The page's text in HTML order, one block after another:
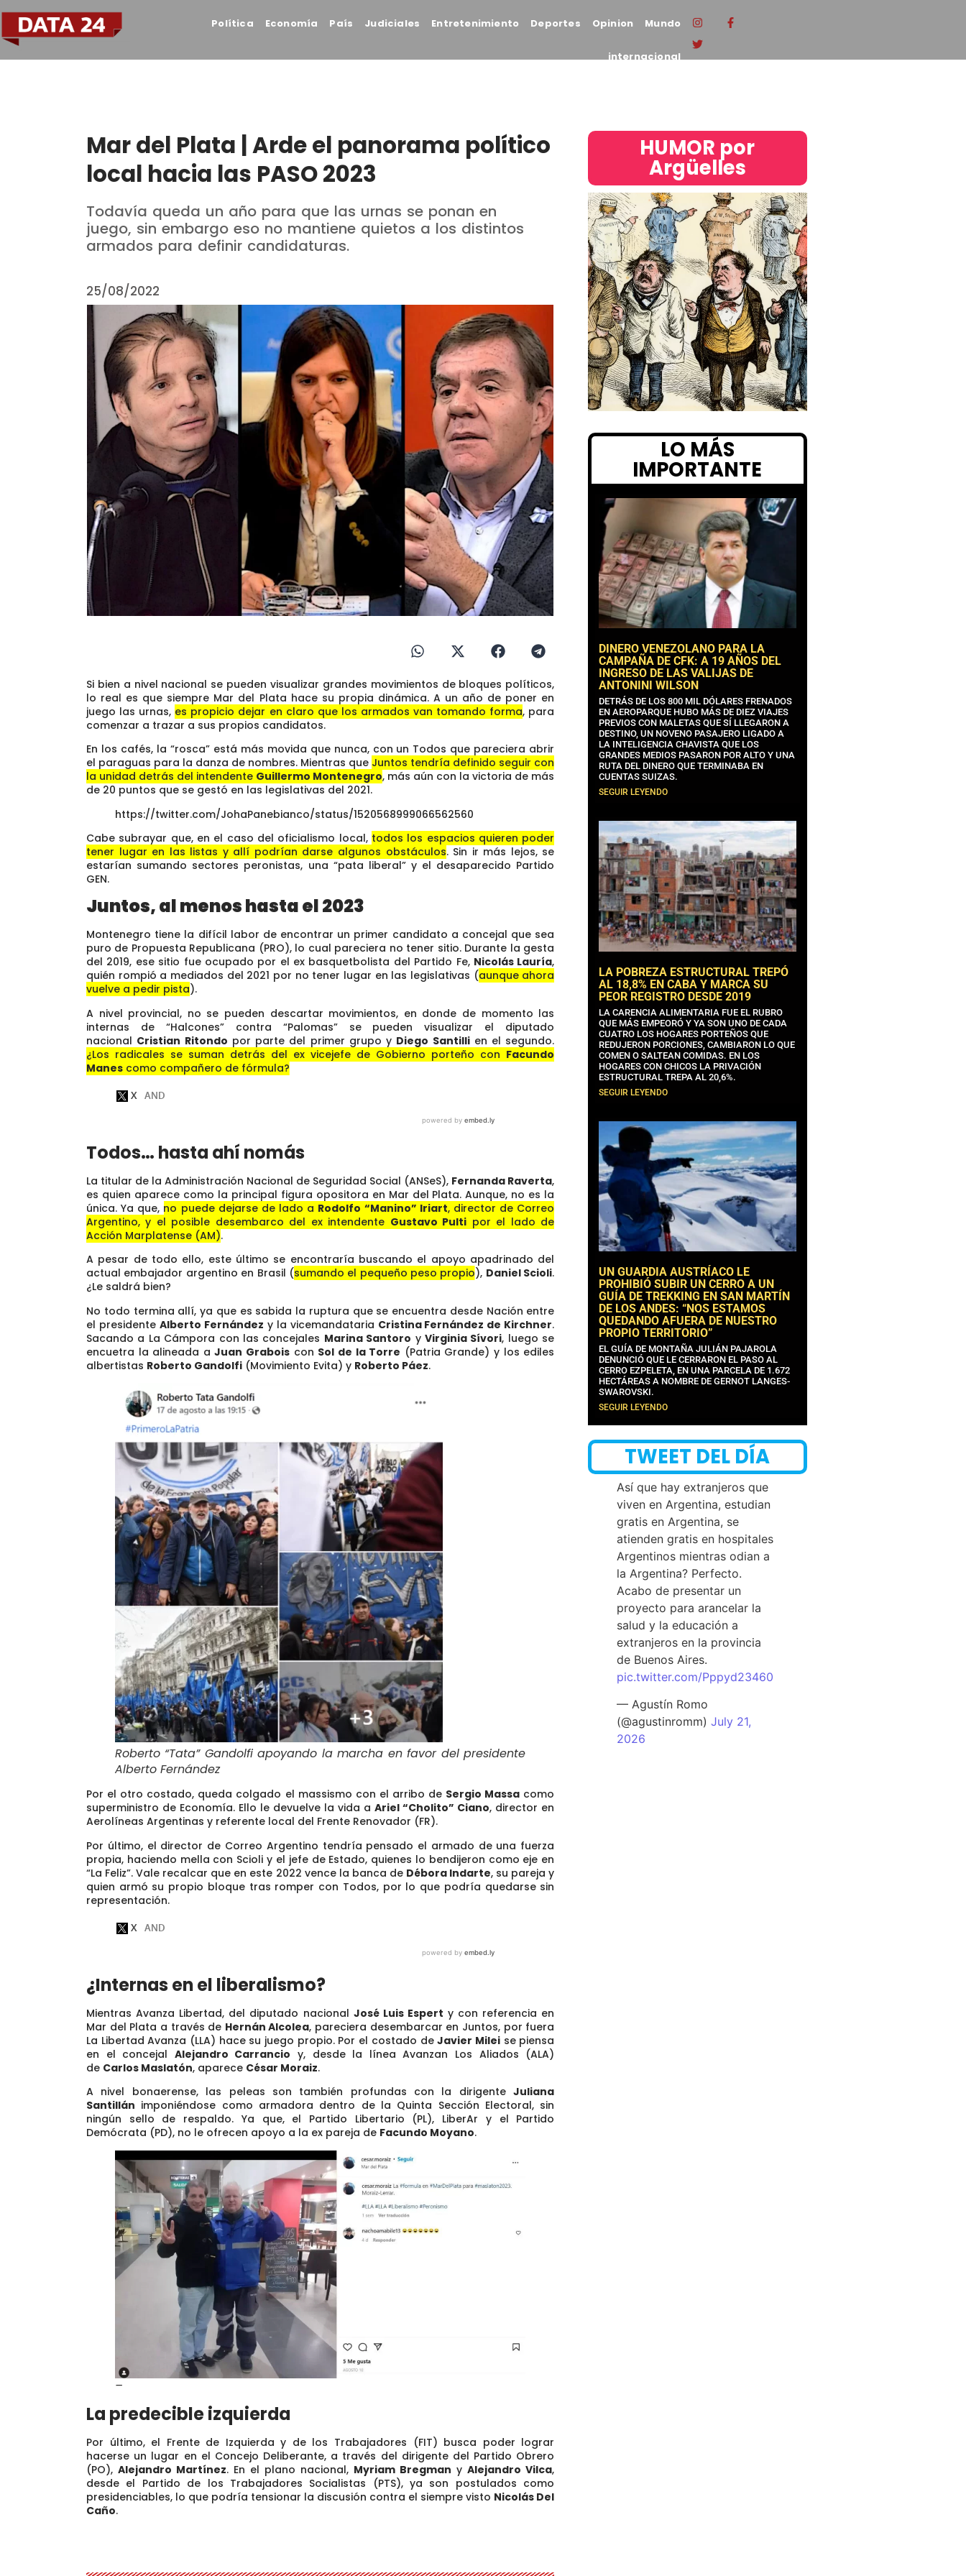
Política Economía País Judiciales Entretenimiento Deportes Opinion Mundo
internacional
Mar del Plata | Arde el panorama político
local hacia las PASO 2023
Todavía queda un año para que las urnas se ponan en
juego, sin embargo eso no mantiene quietos a los distintos
armados para definir candidaturas.
25/08/2022
Si bien a nivel nacional se pueden visualizar grandes movimientos de bloques políticos,
lo real es que siempre Mar del Plata hace su propia dinámica. A un año de poner en
juego las urnas, es propicio dejar en claro que los armados van tomando forma, para
comenzar a trazar a sus propios candidatos.
En los cafés, la “rosca” está más movida que nunca, con un Todos que pareciera abrir
el paraguas para la danza de nombres. Mientras que Juntos tendría definido seguir con
la unidad detrás del intendente Guillermo Montenegro, más aún con la victoria de más
de 20 puntos que se gestó en las legislativas del 2021.
https://twitter.com/JohaPanebianco/status/1520568999066562560
Cabe subrayar que, en el caso del oficialismo local, todos los espacios quieren poder
tener lugar en las listas y allí podrían darse algunos obstáculos. Sin ir más lejos, se
estarían sumando sectores peronistas, una “pata liberal” y el desaparecido Partido
GEN.
Juntos, al menos hasta el 2023
Montenegro tiene la difícil labor de encontrar un primer candidato a concejal que sea
puro de Propuesta Republicana (PRO), lo cual pareciera no tener sitio. Durante la gesta
del 2019, ese sitio fue ocupado por el ex basquetbolista del Partido Fe, Nicolás Lauría,
quién rompió a mediados del 2021 por no tener lugar en las legislativas (aunque ahora
vuelve a pedir pista).
A nivel provincial, no se pueden descartar movimientos, en donde de momento las
internas de “Halcones” contra “Palomas” se pueden visualizar el diputado
nacional Cristian Ritondo por parte del primer grupo y Diego Santillien el segundo.
¿Los radicales se suman detrás del ex vicejefe de Gobierno porteño con Facundo
Manes como compañero de fórmula?
Todos… hasta ahí nomás
La titular de la Administración Nacional de Seguridad Social (ANSeS), Fernanda Raverta,
es quien aparece como la principal figura opositora en Mar del Plata. Aunque, no es la
única. Ya que, no puede dejarse de lado a Rodolfo “Manino” Iriart, director de Correo
Argentino, y el posible desembarco del ex intendente Gustavo Pulti por el lado de
Acción Marplatense (AM).
A pesar de todo ello, este último se encontraría buscando el apoyo apadrinado del
actual embajador argentino en Brasil (sumando el pequeño peso propio), Daniel Scioli.
¿Le saldrá bien?
No todo termina allí, ya que es sabida la ruptura que se encuentra desde Nación entre
el presidente Alberto Fernández y la vicemandataria Cristina Fernández de Kirchner.
Sacando a La Cámpora con las concejales Marina Santoro yVirginia Sívori, luego se
encuetra la alineada aJuan Grabois con Sol de la Torre (Patria Grande) y los ediles
albertistas Roberto Gandolfi (Movimiento Evita) y Roberto Páez.
Roberto “Tata” Gandolfi apoyando la marcha en favor del presidente
Alberto Fernández
Por el otro costado, queda colgado el massismo con el arribo de Sergio Massa como
superministro de Economía. Ello le devuelve la vida aAriel “Cholito” Ciano, director en
Aerolíneas Argentinas y referente local del Frente Renovador (FR).
Por último, el director de Correo Argentino tendría pensado el armado de una fuerza
propia, haciendo mella con Scioli y el jefe de Estado, quienes lo bendijeron como eje en
“La Feliz”. Vale recalcar que en este 2022 vence la banca de Débora Indarte, su pareja y
quien armó su propio bloque tras romper con Todos, por lo que podría quedarse sin
representación.
¿Internas en el liberalismo?
Mientras Avanza Libertad, del diputado nacional José Luis Espert y con referencia en
Mar del Plata a través de Hernán Alcolea, pareciera desembarcar en Juntos, por fuera
La Libertad Avanza (LLA) hace su juego propio. Por el costado deJavier Mileise piensa
en el concejal Alejandro Carrancio y, desde la línea Avanzan Los Aliados (ALA)
de Carlos Maslatón, aparece César Moraiz.
A nivel bonaerense, las peleas son también profundas con la dirigenteJuliana
Santillán imponiéndose como armadora dentro de la Quinta Sección Electoral, sin
ningún sello de respaldo. Ya que, el Partido Libertario (PL), LiberAr y el Partido
Demócrata (PD), no le ofrecen apoyo a la ex pareja de Facundo Moyano.
–
La predecible izquierda
Por último, el Frente de Izquierda y de los Trabajadores (FIT) busca poder lograr
hacerse un lugar en el Concejo Deliberante, a través del dirigente del Partido Obrero
(PO),Alejandro Martínez. En el plano nacional, Myriam Bregman yAlejandro Vilca,
desde el Partido de los Trabajadores Socialistas (PTS), ya son postulados como
presidenciables, lo que podría tensionar la discusión contra el siempre visto Nicolás Del
Caño.
HUMOR por
Argüelles​
LO MÁS
IMPORTANTE
DINERO VENEZOLANO PARA LA
CAMPAÑA DE CFK: A 19 AÑOS DEL
INGRESO DE LAS VALIJAS DE
ANTONINI WILSON
DETRÁS DE LOS 800 MIL DÓLARES FRENADOS
EN AEROPARQUE HUBO MÁS DE DIEZ VIAJES
PREVIOS CON MALETAS QUE SÍ LLEGARON A
DESTINO, UN NOVENO PASAJERO LIGADO A
LA INTELIGENCIA CHAVISTA QUE LOS
GRANDES MEDIOS PASARON POR ALTO Y UNA
RUTA DEL DINERO QUE TERMINABA EN
CUENTAS SUIZAS.
SEGUIR LEYENDO
LA POBREZA ESTRUCTURAL TREPÓ
AL 18,8% EN CABA Y MARCA SU
PEOR REGISTRO DESDE 2019
LA CARENCIA ALIMENTARIA FUE EL RUBRO
QUE MÁS EMPEORÓ Y YA SON UNO DE CADA
CUATRO LOS HOGARES PORTEÑOS QUE
REDUJERON PORCIONES, CAMBIARON LO QUE
COMEN O SALTEAN COMIDAS. EN LOS
HOGARES CON CHICOS LA PRIVACIÓN
ESTRUCTURAL TREPA AL 20,6%.
SEGUIR LEYENDO
UN GUARDIA AUSTRÍACO LE
PROHIBIÓ SUBIR UN CERRO A UN
GUÍA DE TREKKING EN SAN MARTÍN
DE LOS ANDES: “NOS ESTAMOS
QUEDANDO AFUERA DE NUESTRO
PROPIO TERRITORIO”
EL GUÍA DE MONTAÑA JULIÁN PAJAROLA
DENUNCIÓ QUE LE CERRARON EL PASO AL
CERRO EZPELETA, EN UNA PARCELA DE 1.672
HECTÁREAS A NOMBRE DE GERNOT LANGES-
SWAROVSKI.
SEGUIR LEYENDO
TWEET DEL DÍA
Así que hay extranjeros que
viven en Argentina, estudian
gratis en Argentina, se
atienden gratis en hospitales
Argentinos mientras odian a
la Argentina? Perfecto.
Acabo de presentar un
proyecto para arancelar la
salud y la educación a
extranjeros en la provincia
de Buenos Aires.
pic.twitter.com/Pppyd23460
— Agustín Romo
(@agustinromm)July 21,
2026